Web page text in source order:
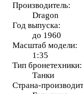
Производитель:
Dragon
Год выпуска:
до 1960
Масштаб модели:
1:35
Тип бронетехники:
Танки
Страна-